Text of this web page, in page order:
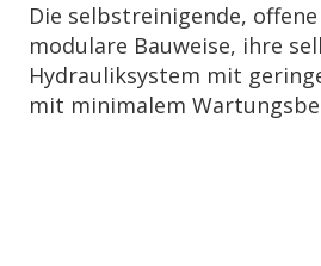
Die selbstreinigende,
modulare Bauweise, ihre
Hydrauliksystem mit
mit minimalem